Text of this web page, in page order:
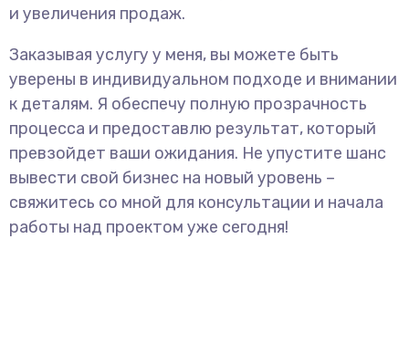
и увеличения продаж.
Заказывая услугу у меня, вы можете быть
уверены в индивидуальном подходе и внимании
к деталям. Я обеспечу полную прозрачность
процесса и предоставлю результат, который
превзойдет ваши ожидания. Не упустите шанс
вывести свой бизнес на новый уровень –
свяжитесь со мной для консультации и начала
работы над проектом уже сегодня!